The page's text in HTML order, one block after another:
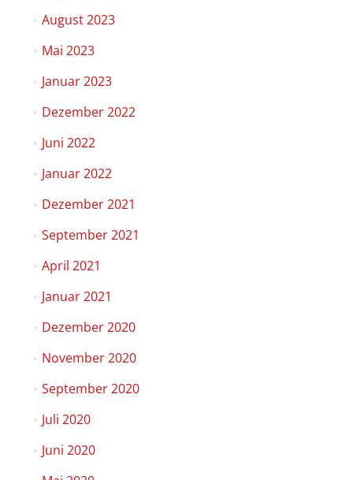
August 2023
Mai 2023
Januar 2023
Dezember 2022
Juni 2022
Januar 2022
Dezember 2021
September 2021
April 2021
Januar 2021
Dezember 2020
November 2020
September 2020
Juli 2020
Juni 2020